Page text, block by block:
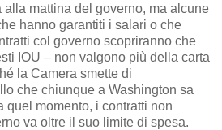
mattina del governo, ma alcune
hanno garantiti i salari o che
col governo scopriranno che
IOU – non valgono più della carta
la Camera smette di
che chiunque a Washington sa
quel momento, i contratti non
va oltre il suo limite di spesa.